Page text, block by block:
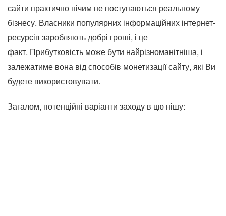
сайти практично нічим не поступаються реальному
бізнесу. Власники популярних інформаційних інтернет-
ресурсів заробляють добрі гроші, і це
факт. Прибутковість може бути найрізноманітніша, і
залежатиме вона від способів монетизації сайту, які Ви
будете використовувати.
Загалом, потенційні варіанти заходу в цю нішу: